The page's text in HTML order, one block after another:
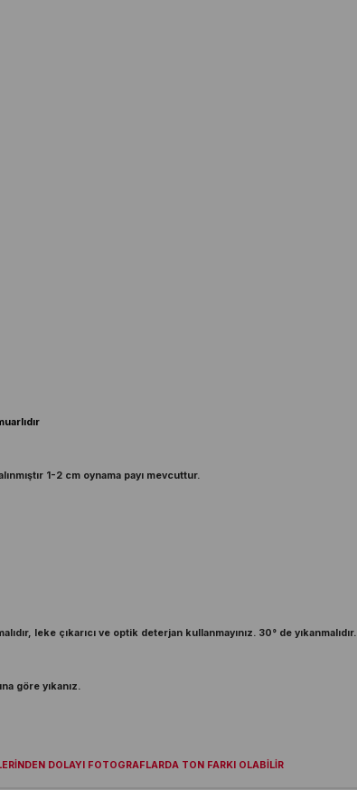
1-2 cm oynama payı mevcuttur.
leke çıkarıcı ve optik deterjan kullanmayınız. 30° de yıkanmalıdır.
göre yıkanız.
DOLAYI FOTOGRAFLARDA TON FARKI OLABİLİR